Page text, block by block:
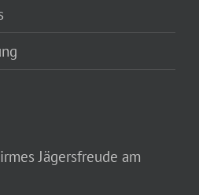
Jägersfreude am